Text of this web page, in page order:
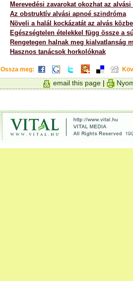
Merevedési zavarokat okozhat az alvási
Az obstruktív alvási apnoé szindróma
Növeli a halál kockázatát az alvás
Egészségtelen ételekkel függ össze a
Rengetegen halnak meg kialvatlanság
Hasznos tanácsok horkolóknak
Ossza meg:
email this page |